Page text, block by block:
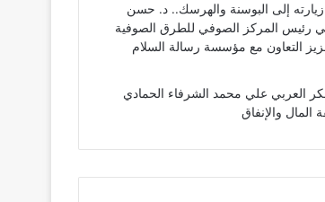
إلى البوسنة والهرسك.. د. حسن
رئيس المركز الصوفي للطرق الصوفية
التعاون مع مؤسسة رسالة السلام
العربي علي محمد الشرفاء الحمادي
والإنفاق